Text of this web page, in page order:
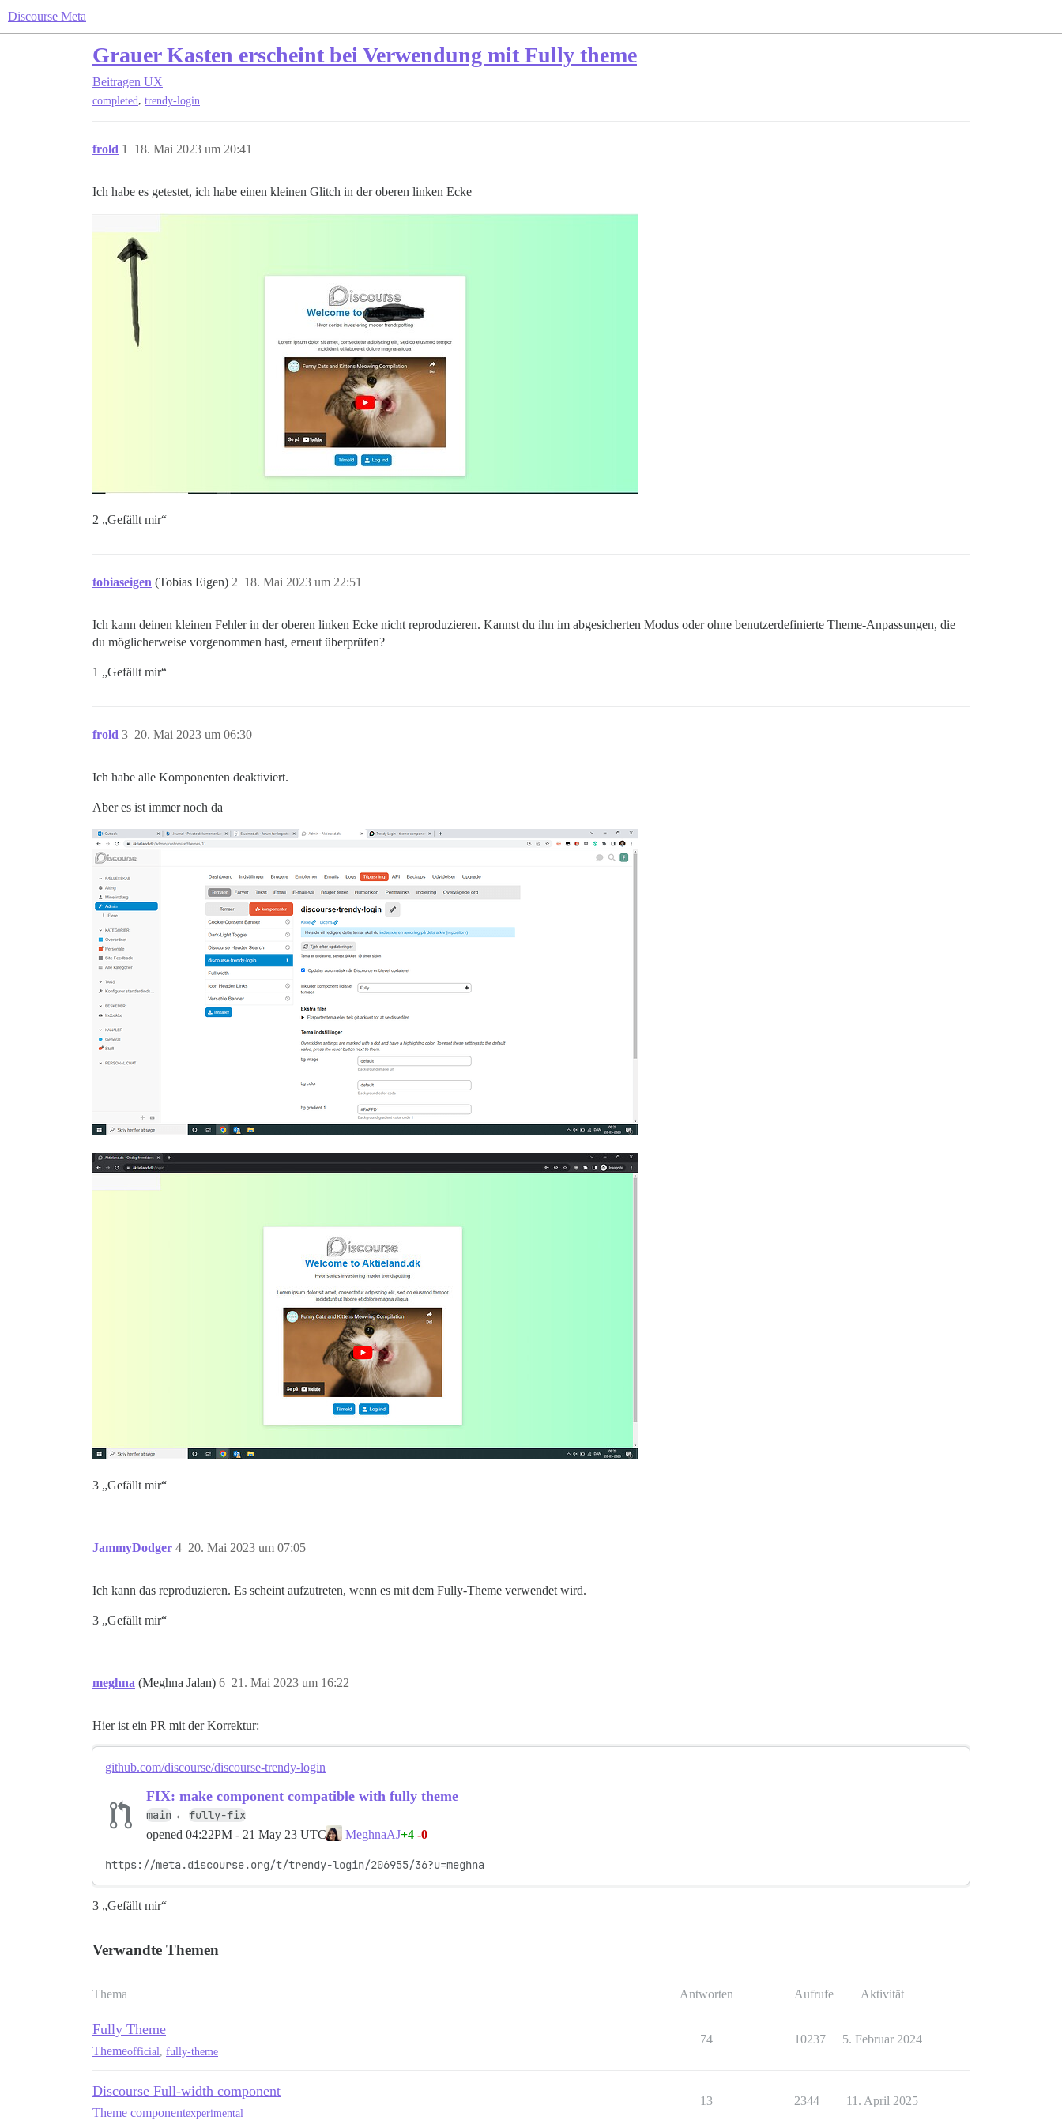
Discourse Meta
Grauer Kasten erscheint bei Verwendung mit Fully theme
Beitragen UX
completed, trendy-login
frold 18. Mai 2023 um 20:41
1
Ich habe es getestet, ich habe einen kleinen Glitch in der oberen linken Ecke
2 „Gefällt mir“
tobiaseigen (Tobias Eigen) 18. Mai 2023 um 22:51
2
Ich kann deinen kleinen Fehler in der oberen linken Ecke nicht reproduzieren. Kannst du ihn im abgesicherten Modus oder ohne benutzerdefinierte Theme-Anpassungen, die
du möglicherweise vorgenommen hast, erneut überprüfen?
1 „Gefällt mir“
frold 20. Mai 2023 um 06:30
3
Ich habe alle Komponenten deaktiviert.
Aber es ist immer noch da
3 „Gefällt mir“
JammyDodger 20. Mai 2023 um 07:05
4
Ich kann das reproduzieren. Es scheint aufzutreten, wenn es mit dem Fully-Theme verwendet wird.
3 „Gefällt mir“
meghna (Meghna Jalan) 21. Mai 2023 um 16:22
6
Hier ist ein PR mit der Korrektur:
github.com/discourse/discourse-trendy-login
FIX: make component compatible with fully theme
main ← fully-fix
opened 04:22PM - 21 May 23 UTC MeghnaAJ+4 -0
https://meta.discourse.org/t/trendy-login/206955/36?u=meghna
3 „Gefällt mir“
Verwandte Themen
Thema Antworten Aufrufe Aktivität
Fully Theme
Themeofficial fully-theme
74 10237 5. Februar 2024
Discourse Full-width component
Theme componentexperimental
13 2344 11. April 2025